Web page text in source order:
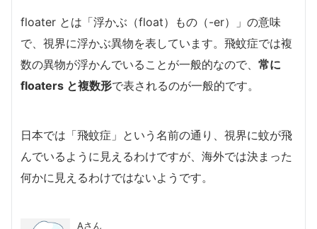
floater とは「浮かぶ（float）もの（-er）」の意味
で、視界に浮かぶ異物を表しています。飛蚊症では複
数の異物が浮かんでいることが一般的なので、 常に
floaters と複数形で表されるのが一般的です。
日本では「飛蚊症」という名前の通り、視界に蚊が飛
んでいるように見えるわけですが、海外では決まった
何かに見えるわけではないようです。
Aさん